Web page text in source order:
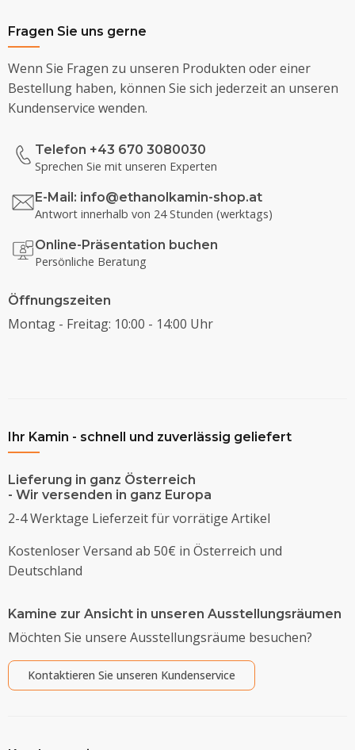
Fragen Sie uns gerne
Wenn Sie Fragen zu unseren Produkten oder einer
Bestellung haben, können Sie sich jederzeit an unseren
Kundenservice wenden.
Telefon +43 670 3080030
Sprechen Sie mit unseren Experten
E-Mail: info@ethanolkamin-shop.at
Antwort innerhalb von 24 Stunden (werktags)
Online-Präsentation buchen
Persönliche Beratung
Öffnungszeiten
Montag - Freitag: 10:00 - 14:00 Uhr
Ihr Kamin - schnell und zuverlässig geliefert
Lieferung in ganz Österreich
- Wir versenden in ganz Europa
2-4 Werktage Lieferzeit für vorrätige Artikel
Kostenloser Versand ab 50€ in Österreich und
Deutschland
Kamine zur Ansicht in unseren Ausstellungsräumen
Möchten Sie unsere Ausstellungsräume besuchen?
Kontaktieren Sie unseren Kundenservice